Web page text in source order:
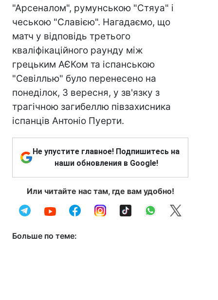
"Арсеналом", румунською "Стяуа" і
чеською "Славією". Нагадаємо, що
матч у відповідь третього
кваліфікаційного раунду між
грецьким АЄКом та іспанською
"Севіллью" було перенесено на
понеділок, 3 вересня, у зв'язку з
трагічною загибеллю півзахисника
іспанців Антоніо Пуерти.
Не упустите главное! Подпишитесь на
наши обновления в Google!
Или читайте нас там, где вам удобно!
Больше по теме: